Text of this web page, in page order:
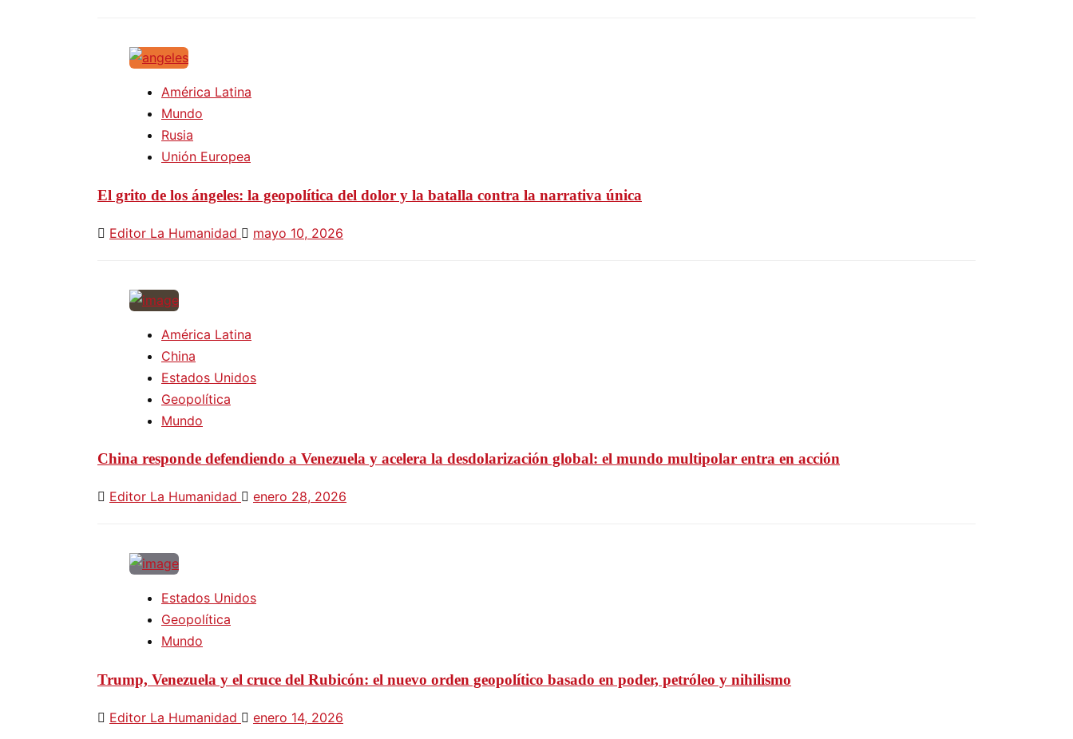
América Latina
Mundo
Rusia
Unión Europea
El grito de los ángeles: la geopolítica del dolor y la batalla contra la narrativa única
Editor La Humanidad mayo 10, 2026
América Latina
China
Estados Unidos
Geopolítica
Mundo
China responde defendiendo a Venezuela y acelera la desdolarización global: el mundo multipolar entra en acción
Editor La Humanidad enero 28, 2026
Estados Unidos
Geopolítica
Mundo
Trump, Venezuela y el cruce del Rubicón: el nuevo orden geopolítico basado en poder, petróleo y nihilismo
Editor La Humanidad enero 14, 2026